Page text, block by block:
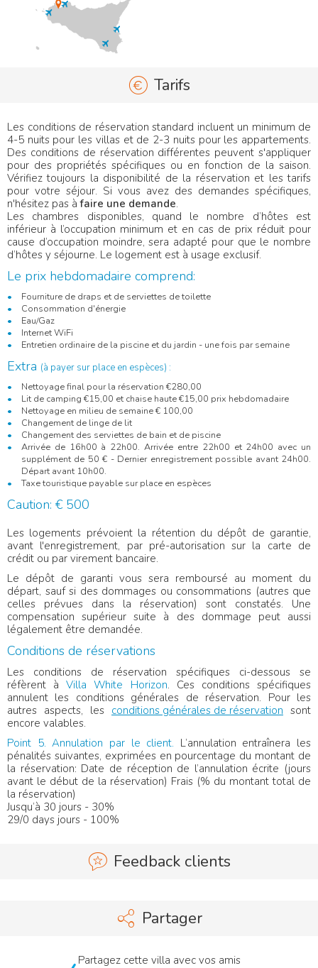
Tarifs
Les conditions de réservation standard incluent un minimum de
4-5 nuits pour les villas et de 2-3 nuits pour les appartements.
Des conditions de réservation différentes peuvent s'appliquer
pour des propriétés spécifiques ou en fonction de la saison.
Vérifiez toujours la disponibilité de la réservation et les tarifs
pour votre séjour. Si vous avez des demandes spécifiques,
n'hésitez pas àfaire une demande.
Les chambres disponibles, quand le nombre d’hôtes est
inférieur à l’occupation minimum et en cas de prix réduit pour
cause d’occupation moindre, sera adapté pour que le nombre
d’hôtes y séjourne. Le logement est à usage exclusif.
Le prix hebdomadaire comprend:
Fourniture de draps et de serviettes de toilette
Consommation d'énergie
Eau/Gaz
Internet WiFi
Entretien ordinaire de la piscine et du jardin - une fois par semaine
Extra (à payer sur place en espèces) :
Nettoyage final pour la réservation €280,00
Lit de camping €15,00 et chaise haute €15,00 prix hebdomadaire
Nettoyage en milieu de semaine € 100,00
Changement de linge de lit
Changement des serviettes de bain et de piscine
Arrivée de 16h00 à 22h00. Arrivée entre 22h00 et 24h00 avec un
supplément de 50 € - Dernier enregistrement possible avant 24h00.
Départ avant 10h00.
Taxe touristique payable sur place en espèces
Caution: € 500
Les logements prévoient la rétention du dépôt de garantie,
avant l'enregistrement, par pré-autorisation sur la carte de
crédit ou par virement bancaire.
Le dépôt de garanti vous sera remboursé au moment du
départ, sauf si des dommages ou consommations (autres que
celles prévues dans la réservation) sont constatés. Une
compensation supérieur suite à des dommage peut aussi
légalement être demandée.
Conditions de réservations
Les conditions de réservation spécifiques ci-dessous se
réfèrent àVilla White Horizon. Ces conditions spécifiques
annulent les conditions générales de réservation. Pour les
autres aspects, les conditions générales de réservation sont
encore valables.
Point 5. Annulation par le client. L’annulation entraînera les
pénalités suivantes, exprimées en pourcentage du montant de
la réservation: Date de réception de l’annulation écrite (jours
avant le début de la réservation) Frais (% du montant total de
la réservation)
Jusqu’à 30 jours - 30%
29/0 days jours - 100%
Feedback clients
Partager
Partagez cette villa avec vos amis